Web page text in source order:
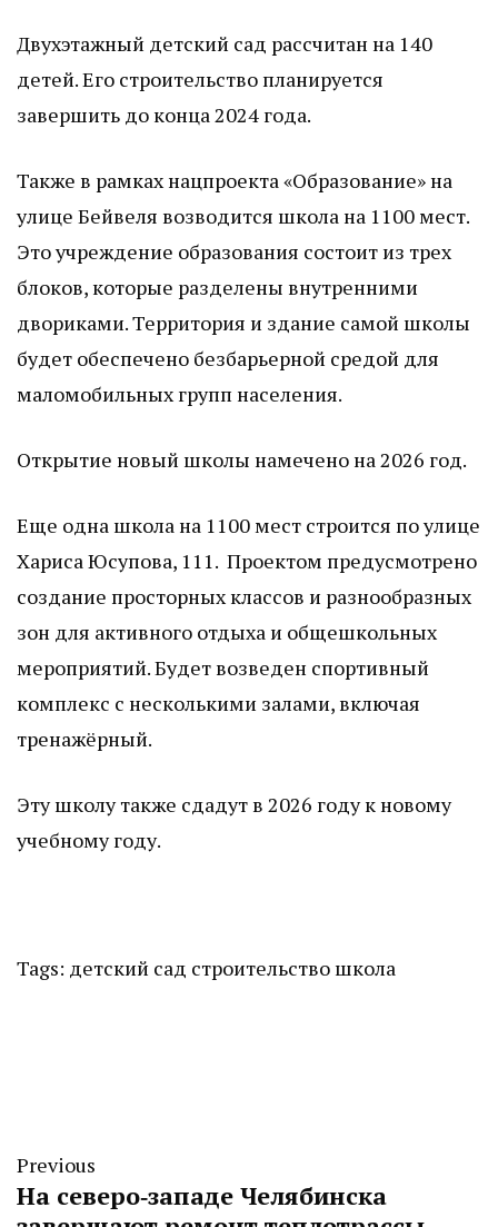
Двухэтажный детский сад рассчитан на 140
детей. Его строительство планируется
завершить до конца 2024 года.
Также в рамках нацпроекта «Образование» на
улице Бейвеля возводится школа на 1100 мест.
Это учреждение образования состоит из трех
блоков, которые разделены внутренними
двориками. Территория и здание самой школы
будет обеспечено безбарьерной средой для
маломобильных групп населения.
Открытие новый школы намечено на 2026 год.
Еще одна школа на 1100 мест строится по улице
Хариса Юсупова, 111. Проектом предусмотрено
создание просторных классов и разнообразных
зон для активного отдыха и общешкольных
мероприятий. Будет возведен спортивный
комплекс с несколькими залами, включая
тренажёрный.
Эту школу также сдадут в 2026 году к новому
учебному году.
Tags: детский сад строительство школа
Previous
На северо‑западе Челябинска